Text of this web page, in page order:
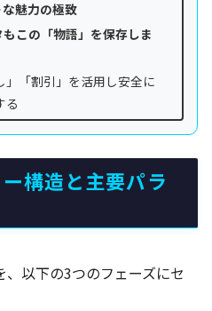
魅力の極致
この「物語」を保存しま
」「割引」を活用し安全に
る
構造と主要パラ
以下の3つのフェーズにセ